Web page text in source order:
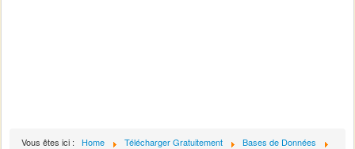
Vous êtes ici : Home Télécharger Gratuitement
Bases de Données